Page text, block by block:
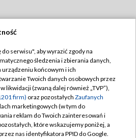
TVP
TVP
prywatności
Moje zgody
Pomoc
serwisu", aby wyrazić zgody na
śledzenia i zbierania danych,
urządzeniu końcowym i ich
Twoich danych osobowych przez
likwidacji (zwaną dalej również „TVP”),
firm) oraz pozostałych Zaufanych
marketingowych (w tym do
reklam do Twoich zainteresowań i
które wskazujemy poniżej, a
nas identyfikatora PPID do Google.